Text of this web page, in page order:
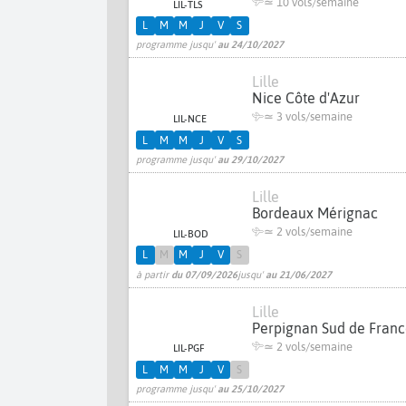
LIL-TLS
programme jusqu'au 24/10/2027
L M M J V S
LIL-NCE
Lille
Nice Côte d'Azur
≃ 3 vols/semaine
programme jusqu'au 29/10/2027
L M M J V S
LIL-BOD
Lille
Bordeaux Mérignac
≃ 2 vols/semaine
à partir du 07/09/2026jusqu'au 21/06/2027
L M M J V S
LIL-PGF
Lille
Perpignan Sud de
≃ 2 vols/semaine
programme jusqu'au 25/10/2027
L M M J V S